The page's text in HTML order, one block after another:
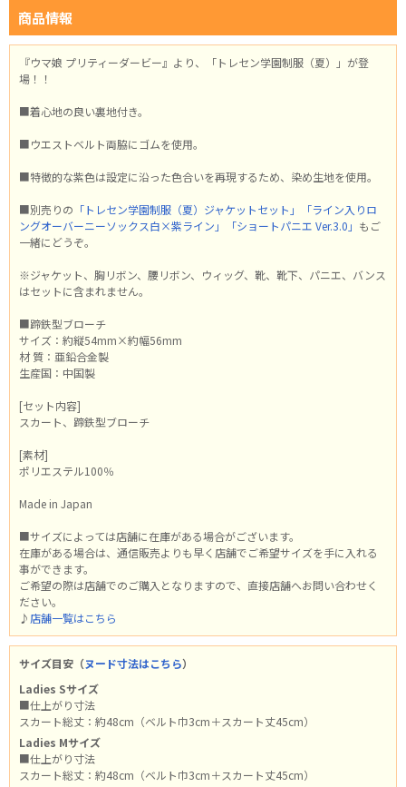
商品情報
『ウマ娘 プリティーダービー』より、「トレセン学園制服（夏）」が登
場！！
■着心地の良い裏地付き。
■ウエストベルト両脇にゴムを使用。
■特徴的な紫色は設定に沿った色合いを再現するため、染め生地を使用。
■別売りの 「トレセン学園制服（夏）ジャケットセット」
「ライン入りロ
ングオーバーニーソックス白×紫ライン」
「ショートパニエ Ver.3.0」 もご
一緒にどうぞ。
※ジャケット、胸リボン、腰リボン、ウィッグ、靴、靴下、パニエ、バンス
はセットに含まれません。
■蹄鉄型ブローチ
サイズ：約縦54mm×約幅56mm
材 質：亜鉛合金製
生産国：中国製
[セット内容]
スカート、蹄鉄型ブローチ
[素材]
ポリエステル100％
Made in Japan
■サイズによっては店舗に在庫がある場合がございます。
在庫がある場合は、通信販売よりも早く店舗でご希望サイズを手に入れる
事ができます。
ご希望の際は店舗でのご購入となりますので、直接店舗へお問い合わせく
ださい。
♪ 店舗一覧はこちら
サイズ目安（ヌード寸法はこちら）
Ladies Sサイズ
■仕上がり寸法
スカート総丈：約48cm（ベルト巾3cm＋スカート丈45cm）
Ladies Mサイズ
■仕上がり寸法
スカート総丈：約48cm（ベルト巾3cm＋スカート丈45cm）